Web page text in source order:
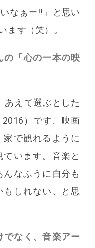
なぁー!!」と思い
ます（笑）。
の「心の一本の映
あえて選ぶとした
）です。映画
で観れるように
います。音楽と
なふうに自分も
しれない、と思
でなく、音楽アー